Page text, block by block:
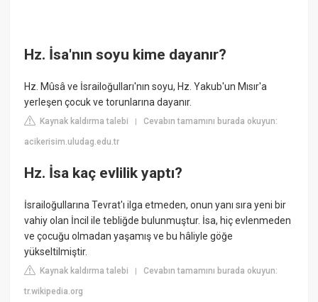
Hz. İsa'nın soyu kime dayanır?
Hz. Mûsâ ve İsrailoğulları'nın soyu, Hz. Yakub'un Mısır'a
yerleşen çocuk ve torunlarına dayanır.
Kaynak kaldırma talebi |Cevabın tamamını burada okuyun:
acikerisim.uludag.edu.tr
Hz. İsa kaç evlilik yaptı?
İsrailoğullarına Tevrat'ı ilga etmeden, onun yanı sıra yeni bir
vahiy olan İncil ile tebliğde bulunmuştur. İsa, hiç evlenmeden
ve çocuğu olmadan yaşamış ve bu hâliyle göğe
yükseltilmiştir.
Kaynak kaldırma talebi |Cevabın tamamını burada okuyun:
tr.wikipedia.org